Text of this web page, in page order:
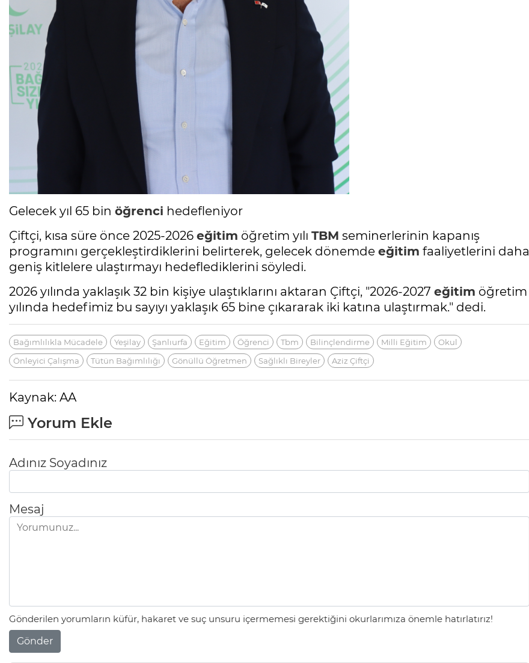
Gelecek yıl 65 bin öğrenci hedefleniyor
Çiftçi, kısa süre önce 2025-2026 eğitim öğretim yılı TBM seminerlerinin kapanış
programını gerçekleştirdiklerini belirterek, gelecek dönemde eğitim faaliyetlerini daha
geniş kitlelere ulaştırmayı hedeflediklerini söyledi.
2026 yılında yaklaşık 32 bin kişiye ulaştıklarını aktaran Çiftçi, "2026-2027 eğitim öğretim
yılında hedefimiz bu sayıyı yaklaşık 65 bine çıkararak iki katına ulaştırmak." dedi.
Bağımlılıkla Mücadele Yeşilay Şanlıurfa Eğitim Öğrenci Tbm Bilinçlendirme Milli Eğitim
Okul
Önleyici Çalışma
Tütün Bağımlılığı Gönüllü Öğretmen Sağlıklı Bireyler Aziz Çiftçi
Kaynak: AA
Yorum Ekle
Adınız Soyadınız
Mesaj
Gönderilen yorumların küfür, hakaret ve suç unsuru içermemesi gerektiğini okurlarımıza önemle hatırlatırız!
Gönder